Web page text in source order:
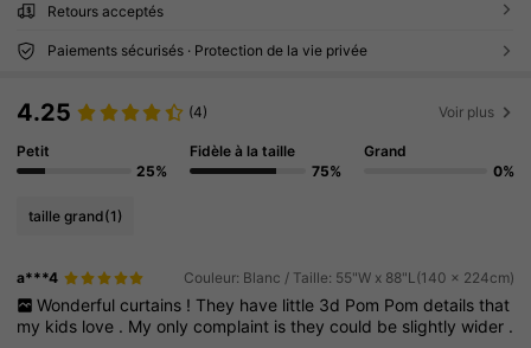
Retours acceptés
Paiements sécurisés · Protection de la vie privée
4.25 (4) Voir plus
Petit
25%
Fidèle à la taille
75%
Grand
0%
taille grand(1)
a***4 Couleur: Blanc / Taille: 55"W x 88"L(140 x 224cm)
Wonderful curtains ! They have little 3d Pom Pom details that
my kids love . Myonlycomplaint istheycould be slightlywider .